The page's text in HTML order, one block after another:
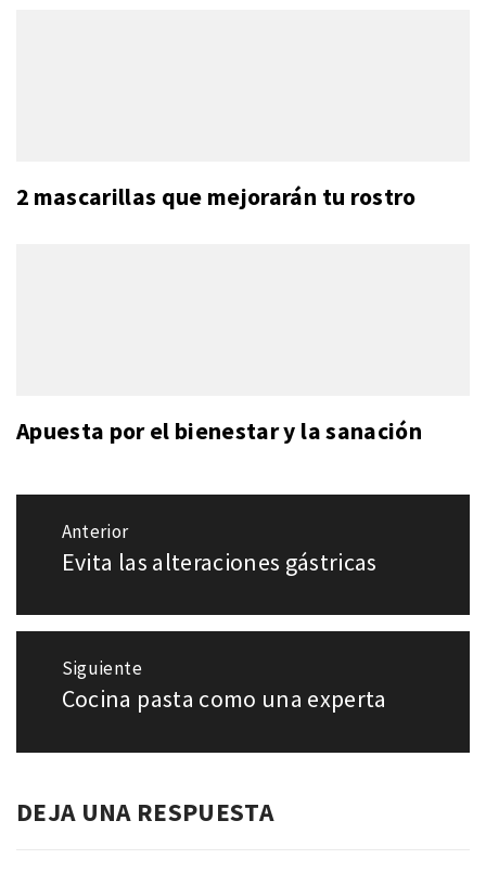
2 mascarillas que mejorarán tu rostro
Apuesta por el bienestar y la sanación
Navegación
entradas
Anterior
Entrada
Evita las alteraciones gástricas
Siguiente
Entrada
Cocina pasta como una experta
DEJA UNA RESPUESTA